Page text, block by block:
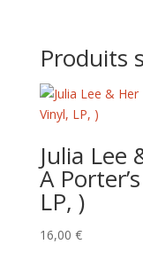
Produits
Julia Lee
‎A
LP, )
16,00 €